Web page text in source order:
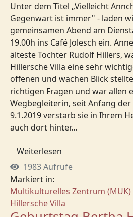
Unter dem Titel „Vielleicht
Gegenwart ist immer" - laden
gemeinsamen Abend am
19.00h ins Café Jolesch ein.
älteste Tochter Rudolf Hillers,
Hillersche Villa eine sehr
offenen und wachen Blick
richtigen Fragen und war allen
Wegbegleiterin, seit Anfang der
9.1.2019 verstarb sie in Ihrem
auch dort hinter...
Weiterlesen
1983 Aufrufe
Markiert in:
Multikulturelles Zentrum (MUK)
Hillersche Villa